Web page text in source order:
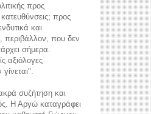
προς
προς
και
περιβάλλον, που δεν
σήμερα.
αξιόλογες
συζήτηση και
Η Αργώ καταγράφει